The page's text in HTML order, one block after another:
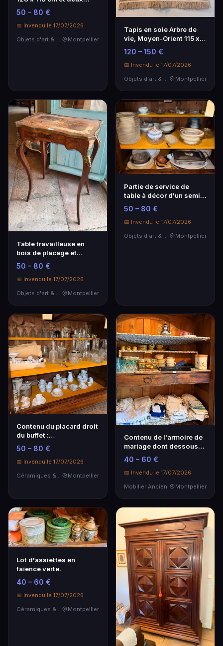
buffets dont un à…
50 – 80 €
📅 Invendu le 17/07/2026
Montpellier
Tapis en soie Arbre de
vie, Moyen-Orient 115 x
122 cm
120 – 150 €
📅 Invendu le 17/07/2026
Objets d'art & Curiosités
Montpellier
Table travailleuse en
bois de placage et
marqueterie.
50 – 80 €
📅 Invendu le 17/07/2026
Objets d'art & Curiosités
Montpellier
Partie de service de
table à décor d'un semi
floral doré.
50 – 80 €
📅 Invendu le 17/07/2026
Montpellier
Contenu du placard droit
du buffet :
Essentiellement des
car…
50 – 80 €
📅 Invendu le 17/07/2026
Céramiques & Porcelaine
Montpellier
Contenu de l'armoire de
mariage dont dessous
de plat en cris…
40 – 60 €
📅 Invendu le 17/07/2026
Mobilier Ancien
Montpellier
Lot d'assiettes en
faïence verte.
40 – 60 €
📅 Invendu le 17/07/2026
Montpellier